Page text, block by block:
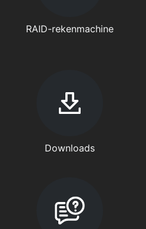
RAID-rekenmachine
Downloads